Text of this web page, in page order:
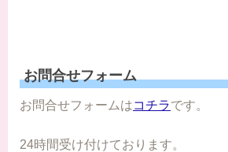
お問合せフォーム
お問合せフォームはコチラです。
24時間受け付けております。